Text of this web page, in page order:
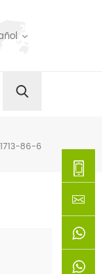
86-6
5853819